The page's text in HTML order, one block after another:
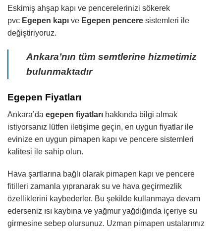
Eskimiş ahşap kapı ve pencerelerinizi sökerek
pvc Egepen kapı ve Egepen pencere sistemleri ile
değiştiriyoruz.
Ankara’nın tüm semtlerine hizmetimiz
bulunmaktadır
Egepen Fiyatları
Ankara’da egepen fiyatları hakkında bilgi almak
istiyorsanız lütfen iletişime geçin, en uygun fiyatlar ile
evinize en uygun pimapen kapı ve pencere sistemleri
kalitesi ile sahip olun.
Hava şartlarına bağlı olarak pimapen kapı ve pencere
fitilleri zamanla yıpranarak su ve hava geçirmezlik
özelliklerini kaybederler. Bu şekilde kullanmaya devam
ederseniz ısı kaybına ve yağmur yağdığında içeriye su
girmesine sebep olursunuz. Uzman pimapen ustalarımız